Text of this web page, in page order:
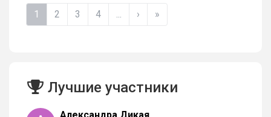
1 2 3 4 ... › »
Лучшие участники